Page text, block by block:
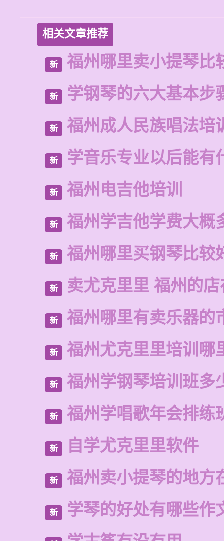
相关文章推荐
新 福州哪里卖小提琴比
新 学钢琴的六大基本步
新 福州成人民族唱法培
新 学音乐专业以后能有
新 福州电吉他培训
新 福州学吉他学费大概
新 福州哪里买钢琴比较
新 卖尤克里里 福州的
新 福州哪里有卖乐器的
新 福州尤克里里培训哪
新 福州学钢琴培训班多
新 福州学唱歌年会排练
新 自学尤克里里软件
新 福州卖小提琴的地方
新 学琴的好处有哪些作